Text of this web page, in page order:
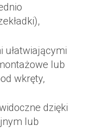
ułatwiającymi
lub
wkręty,
dzięki
lub